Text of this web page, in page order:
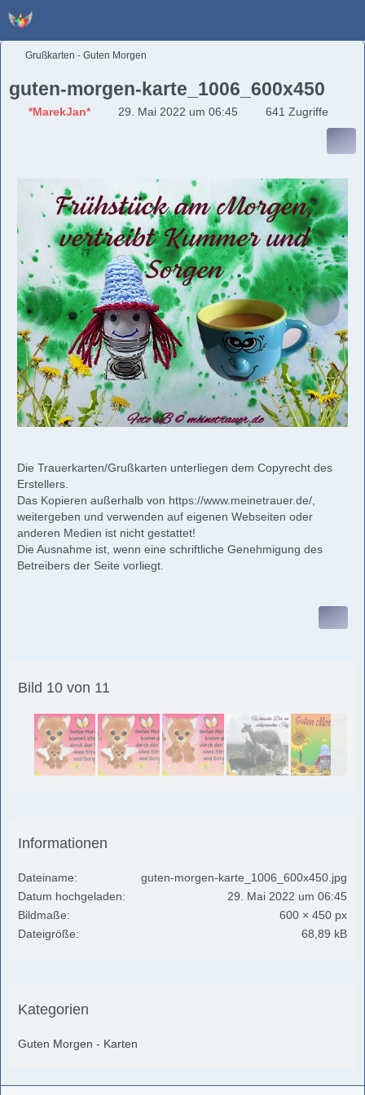
Grußkarten - Guten Morgen
guten-morgen-karte_1006_600x450
*MarekJan* 29. Mai 2022 um 06:45 641 Zugriffe
Die Trauerkarten/Grußkarten unterliegen dem Copyrecht des
Erstellers.
Das Kopieren außerhalb von https://www.meinetrauer.de/
weitergeben und verwenden auf eigenen Webseiten oder
anderen Medien ist nicht gestattet!
Die Ausnahme ist, wenn eine schriftliche Genehmigung des
Betreibers der Seite vorliegt.
Bild 10 von 11
Informationen
Dateiname
guten-morgen-karte_1006_600x450.jpg
Datum hochgeladen
29. Mai 2022 um 06:45
Bildmaße
600 × 450 px
Dateigröße
68,89 kB
Kategorien
Guten Morgen - Karten